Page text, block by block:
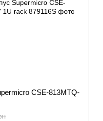
CSE-813MTQ-